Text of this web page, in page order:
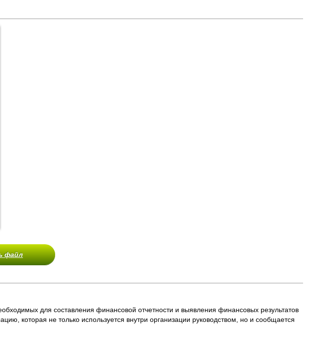
файл
для составления финансовой отчетности и выявления финансовых результатов
которая не только используется внутри организации руководством, но и сообщается